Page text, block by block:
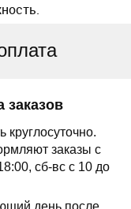
заказов
заказы с
сб-вс с 10 до
день после